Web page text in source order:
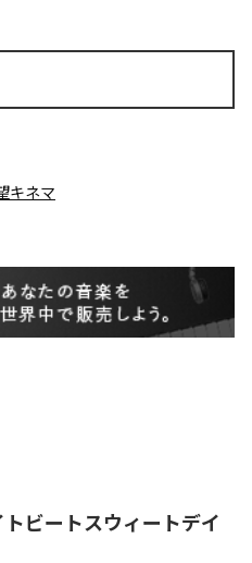
キネマ
トビートスウィートデイ